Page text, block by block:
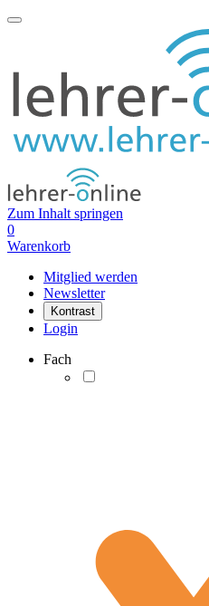
Zum Inhalt springen
0
Warenkorb
Mitglied werden
Newsletter
Kontrast
Login
Fach